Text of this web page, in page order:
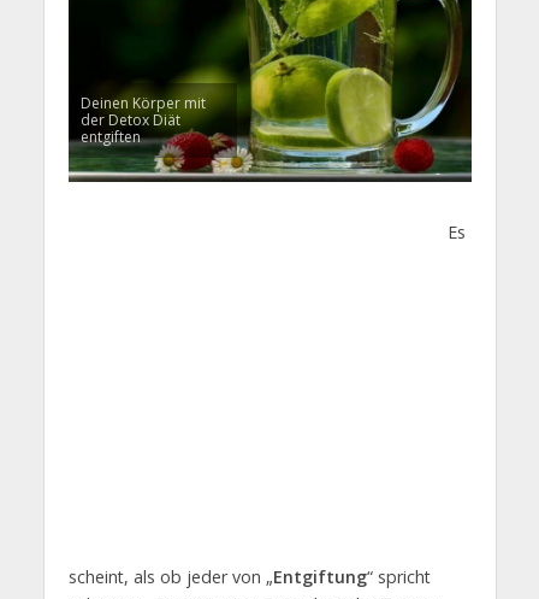
Deinen Körper mit
der Detox Diät
entgiften
Es
scheint, als ob jeder von „Entgiftung“ spricht